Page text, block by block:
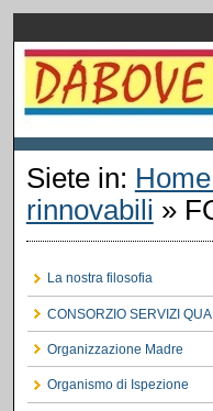
Siete in:
rinnovabili »
La nostra filosofia
CONSORZIO SERVIZI
Organizzazione Madre
Organismo di Ispezione